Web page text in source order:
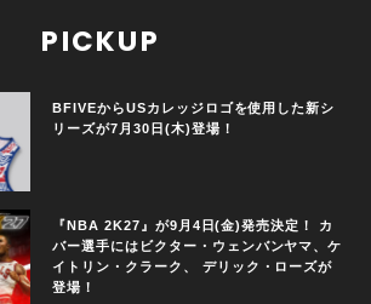
PICKUP
BFIVEからUSカレッジロゴを使用した新シ
リーズが7月30日(木)登場！
『NBA 2K27』が9月4日(金)発売決定！ カ
バー選手にはビクター・ウェンバンヤマ、ケ
イトリン・クラーク、 デリック・ローズが
登場！